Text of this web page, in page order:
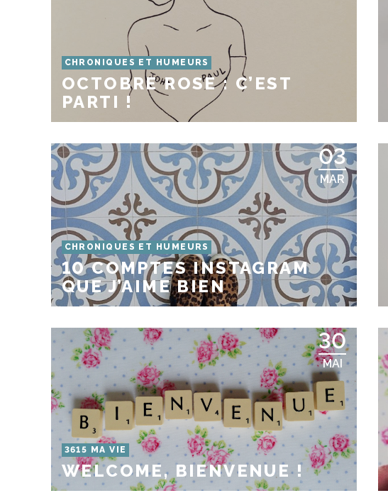
CHRONIQUES ET HUMEURS
OCTOBRE ROSE : C’EST
PARTI !
03
MAR
CHRONIQUES ET HUMEURS
10 COMPTES INSTAGRAM
QUE J’AIME BIEN
30
MAI
3615 MA VIE
WELCOME, BIENVENUE !